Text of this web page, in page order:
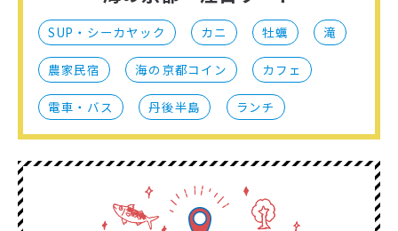
SUP・シーカヤック カニ 牡蠣 滝
農家民宿 海の京都コイン カフェ
電車・バス 丹後半島 ランチ